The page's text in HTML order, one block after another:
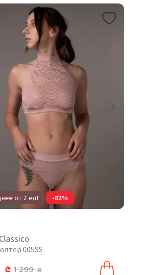
от 2 ед! -82%
005SS
₴ 1 299₴